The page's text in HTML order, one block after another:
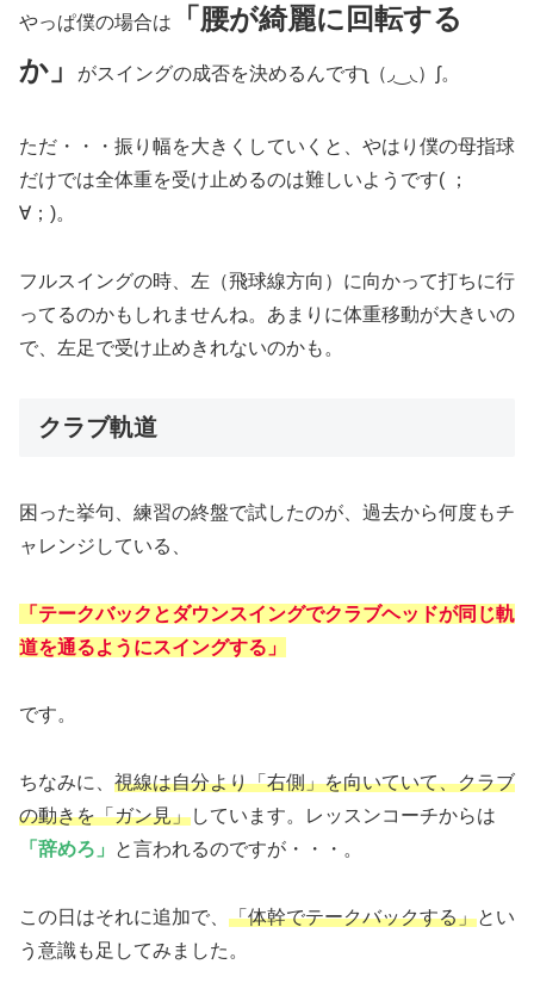
やっぱ僕の場合は
「腰が綺麗に回転する
か」
がスイングの成否を決めるんですʅ（◞‿◟）ʃ。
ただ・・・振り幅を大きくしていくと、やはり僕の母指球
だけでは全体重を受け止めるのは難しいようです( ；
∀；)。
フルスイングの時、左（飛球線方向）に向かって打ちに行
ってるのかもしれませんね。あまりに体重移動が大きいの
で、左足で受け止めきれないのかも。
クラブ軌道
困った挙句、練習の終盤で試したのが、過去から何度もチ
ャレンジしている、
「テークバックとダウンスイングでクラブヘッドが同じ軌
道を通るようにスイングする」
です。
ちなみに、 視線は自分より「右側」を向いていて、クラブ
の動きを「ガン見」しています。レッスンコーチからは
「辞めろ」
と言われるのですが・・・。
この日はそれに追加で、 「体幹でテークバックする」とい
う意識も足してみました。